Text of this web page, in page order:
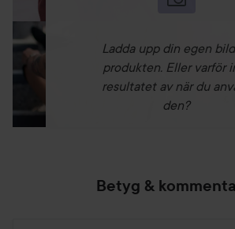
Ladda upp din egen
produkten. Eller varför
resultatet av när du
den?
Betyg &